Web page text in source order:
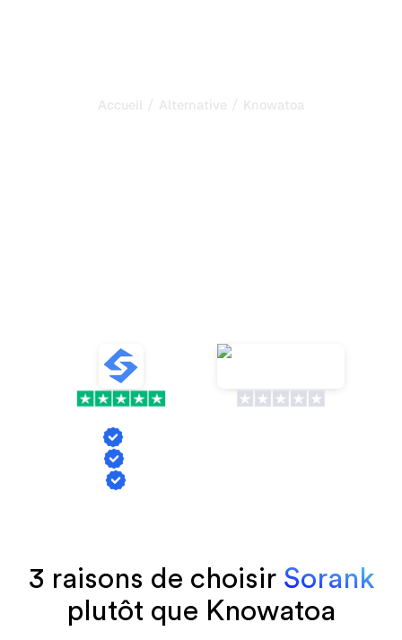
Accueil / Alternative / Knowatoa
Échange de backlinks
Génération d'articles
3 raisons de choisir Sorank
plutôt que Knowatoa